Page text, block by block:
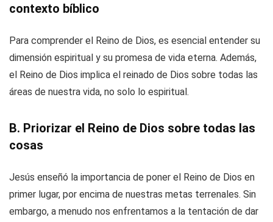
contexto bíblico
Para comprender el Reino de Dios, es esencial entender su
dimensión espiritual y su promesa de vida eterna. Además,
el Reino de Dios implica el reinado de Dios sobre todas las
áreas de nuestra vida, no solo lo espiritual.
B. Priorizar el Reino de Dios sobre todas las
cosas
Jesús enseñó la importancia de poner el Reino de Dios en
primer lugar, por encima de nuestras metas terrenales. Sin
embargo, a menudo nos enfrentamos a la tentación de dar